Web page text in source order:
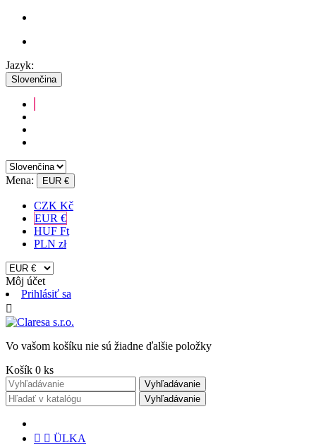
Jazyk:
Slovenčina
Mena: EUR €
CZK Kč
EUR €
HUF Ft
PLN zł
Môj účet
Prihlásiť sa

Vo vašom košíku nie sú žiadne ďalšie položky
Košík 0 ks
Vyhľadávanie
Vyhľadávanie
  ÜLKA